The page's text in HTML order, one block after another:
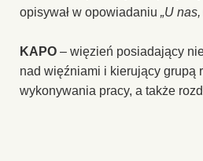
opisywał w opowiadaniu „U
KAPO – więzień posiadający
nad więźniami i kierujący grupą
wykonywania pracy, a także